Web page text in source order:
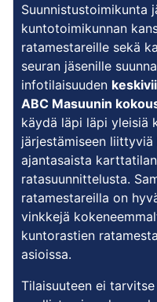
Suunnistustoimikunta
kuntotoimikunnan
ratamestareille sekä
seuran jäsenille
infotilaisuuden
ABC Masuunin
käydä läpi läpi yleisiä
järjestämiseen
ajantasaista
ratasuunnittelusta.
ratamestareilla on
vinkkejä
kuntorastien
asioissa.
Tilaisuuteen ei